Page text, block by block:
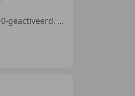
Garantie, Nieuwe APK, Stoelverwarming, Parkeerhulp achter, Sportpakket, Sportonderstel, E10-geactiveerd, Elektrisch verstelbare buitenspiegels